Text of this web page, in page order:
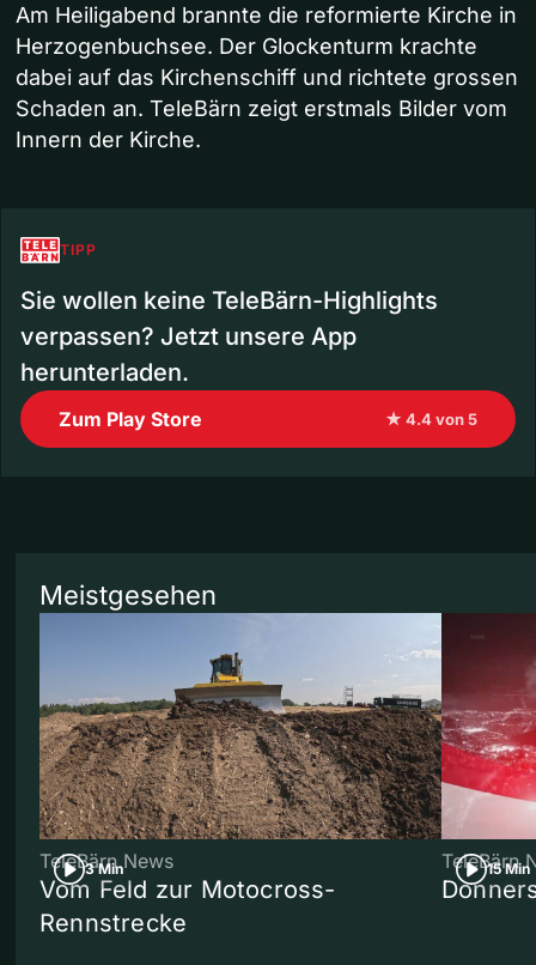
Am Heiligabend brannte die reformierte Kirche in
Herzogenbuchsee. Der Glockenturm krachte
dabei auf das Kirchenschiff und richtete grossen
Schaden an. TeleBärn zeigt erstmals Bilder vom
Innern der Kirche.
TIPP
Sie wollen keine TeleBärn-Highlights
verpassen? Jetzt unsere App
herunterladen.
Zum Play Store ★ 4.4 von 5
Meistgesehen
3 Min
TeleBärn News
Vom Feld zur Motocross-
Rennstrecke
15 Min
TeleBärn